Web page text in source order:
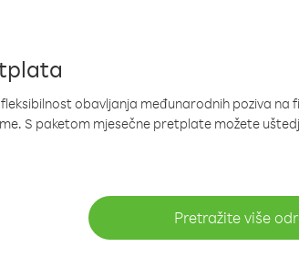
obavljanja međunarodnih poziva na
S paketom mjesečne pretplate možete
Pretražite više